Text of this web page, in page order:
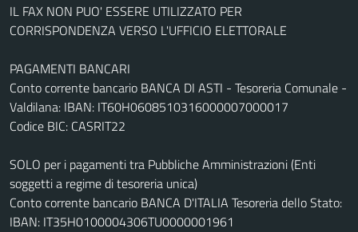
IL FAX NON PUO' ESSERE UTILIZZATO PER
CORRISPONDENZA VERSO L'UFFICIO ELETTORALE
PAGAMENTI BANCARI
Conto corrente bancario BANCA DI ASTI - Tesoreria Comunale -
Valdilana: IBAN: IT60H0608510316000007000017
Codice BIC: CASRIT22
SOLO per i pagamenti tra Pubbliche Amministrazioni (Enti
soggetti a regime di tesoreria unica)
Conto corrente bancario BANCA D'ITALIA Tesoreria dello Stato:
IBAN: IT35H0100004306TU0000001961